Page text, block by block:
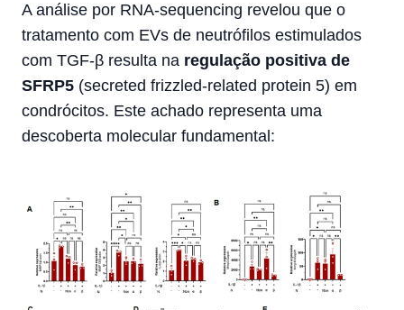
A análise por RNA-sequencing revelou que o
tratamento com EVs de neutrófilos estimulados
com TGF-β resulta na regulação positiva de
SFRP5 (secreted frizzled-related protein 5) em
condrócitos. Este achado representa uma
descoberta molecular fundamental: